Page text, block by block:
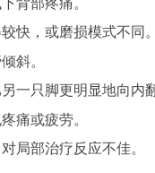
快，或磨损模式不同
斜。
一只脚更明显地向内
痛或疲劳。
局部治疗反应不佳。